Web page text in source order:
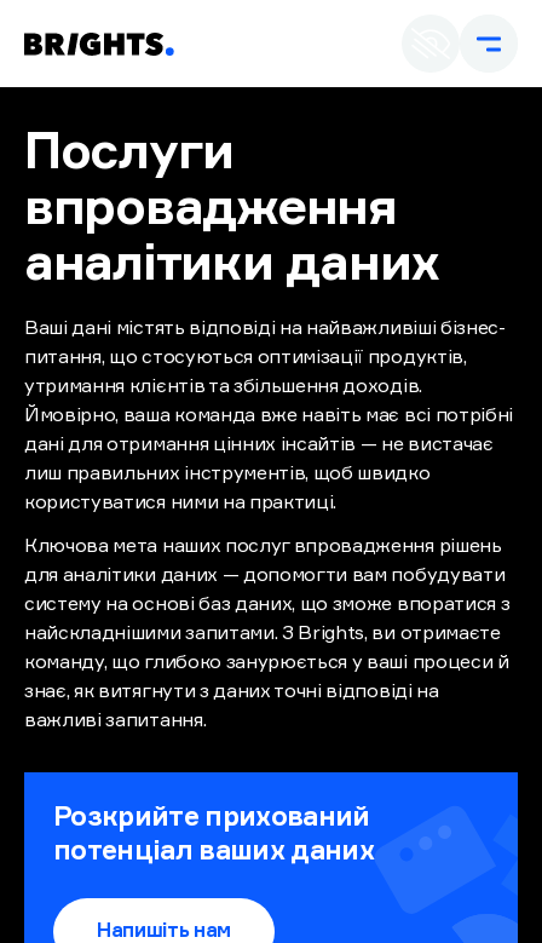
Ua
Послуги
впровадження
аналітики даних
Ваші дані містять відповіді на найважливіші бізнес-
питання, що стосуються оптимізації продуктів,
утримання клієнтів та збільшення доходів.
Ймовірно, ваша команда вже навіть має всі потрібні
дані для отримання цінних інсайтів — не вистачає
лиш правильних інструментів, щоб швидко
користуватися ними на практиці.
Ключова мета наших послуг впровадження рішень
для аналітики даних — допомогти вам побудувати
систему на основі баз даних, що зможе впоратися з
найскладнішими запитами. З Brights, ви отримаєте
команду, що глибоко занурюється у ваші процеси й
знає, як витягнути з даних точні відповіді на
важливі запитання.
Розкрийте прихований
потенціал ваших даних
Напишіть нам